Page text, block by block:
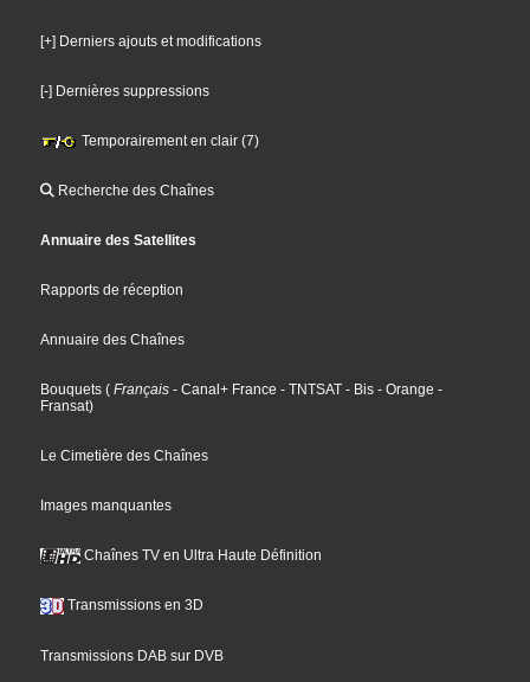
[+] Derniers ajouts et modifications
[-] Dernières suppressions
Temporairement en clair (7)
Recherche des Chaînes
Annuaire des Satellites
Rapports de réception
Annuaire des Chaînes
Bouquets ( Français - Canal+ France - TNTSAT - Bis - Orange -
Fransat)
Le Cimetière des Chaînes
Images manquantes
Chaînes TV en Ultra Haute Définition
Transmissions en 3D
Transmissions DAB sur DVB